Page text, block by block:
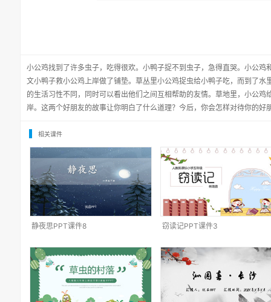
小公鸡找到了许多虫子，吃得很欢。小鸭子捉不到虫子，急得直哭。小公
文小鸭子救小公鸡上岸做了铺垫。草丛里小公鸡捉虫给小鸭子吃，而到了
的生活习性不同，同时可以看出他们之间互相帮助的友情。草地里，小公
岸。这两个好朋友的故事让你明白了什么道理？今后，你会怎样对待你的好
相关课件
静夜思PPT课件8 窃读记PPT课件3